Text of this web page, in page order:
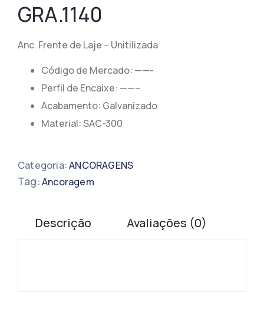
GRA.1140
Anc. Frente de Laje – Unitilizada
Código de Mercado: ——-
​​Perfil de Encaixe: ——–
Acabamento: Galvanizado
Material: SAC-300
Categoria:ANCORAGENS
Tag:Ancoragem
Descrição Avaliações (0)